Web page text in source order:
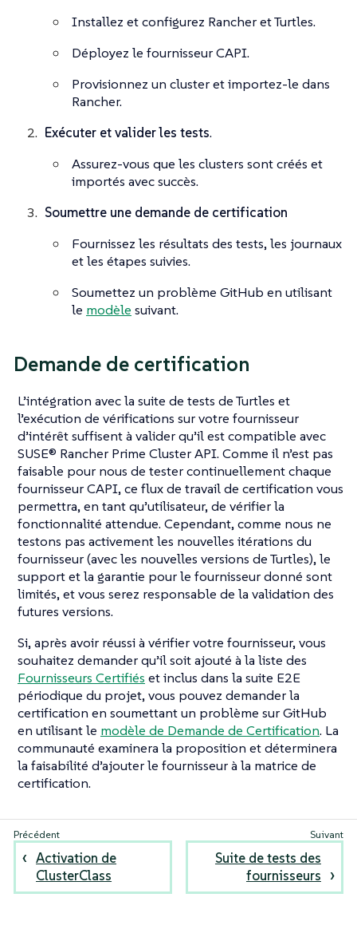
Installez et configurez Rancher et Turtles.
Déployez le fournisseur CAPI.
Provisionnez un cluster et importez-le dans
Rancher.
Exécuter et valider les tests.
Assurez-vous que les clusters sont créés et
importés avec succès.
Soumettre une demande de certification
Fournissez les résultats des tests, les journaux
et les étapes suivies.
Soumettez un problème GitHub en utilisant
le modèle suivant.
Demande de certification
L’intégration avec la suite de tests de Turtles et
l’exécution de vérifications sur votre fournisseur
d’intérêt suffisent à valider qu’il est compatible avec
SUSE® Rancher Prime Cluster API. Comme il n’est pas
faisable pour nous de tester continuellement chaque
fournisseur CAPI, ce flux de travail de certification vous
permettra, en tant qu’utilisateur, de vérifier la
fonctionnalité attendue. Cependant, comme nous ne
testons pas activement les nouvelles itérations du
fournisseur (avec les nouvelles versions de Turtles), le
support et la garantie pour le fournisseur donné sont
limités, et vous serez responsable de la validation des
futures versions.
Si, après avoir réussi à vérifier votre fournisseur, vous
souhaitez demander qu’il soit ajouté à la liste des
Fournisseurs Certifiés et inclus dans la suite E2E
périodique du projet, vous pouvez demander la
certification en soumettant un problème sur GitHub
en utilisant le modèle de Demande de Certification. La
communauté examinera la proposition et déterminera
la faisabilité d’ajouter le fournisseur à la matrice de
certification.
Activation de
ClusterClass
Suite de tests des
fournisseurs